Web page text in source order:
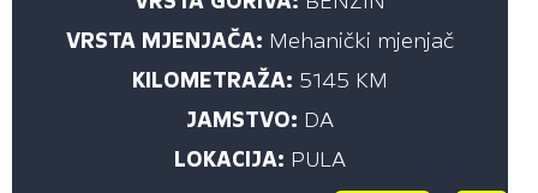
do
VRSTA MJENJAČA: Mehanički mjenjač
KILOMETRAŽA: 5145 KM
JAMSTVO: DA
LOKACIJA: PULA